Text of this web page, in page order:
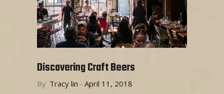
Discovering Craft Beers
By Tracy lin April 11, 2018